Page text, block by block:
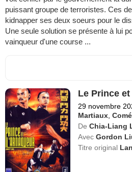
puissant groupe de terroristes. Ces
kidnapper ses deux soeurs pour le
Une seule solution se présente à lui
vainqueur d'une course ...
Le Prince
29 novembre
Martiaux,
De Chia-Liang
Avec Gordon
Titre original